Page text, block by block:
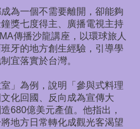
為一個不需要離開，卻能夠
獎七度得主、廣播電視主持
傳播沙龍講座，以環球旅人
牙的地方創生經驗，引導學
宜落實於台灣。
」為例，說明「參與式料理
化回國、反向成為宣傳大
680億美元產值。他指出，
地方日常轉化成觀光客渴望